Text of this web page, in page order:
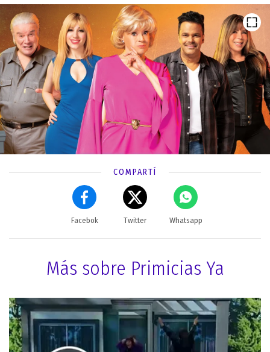
COMPARTÍ
Facebok Twitter Whatsapp
Más sobre Primicias Ya